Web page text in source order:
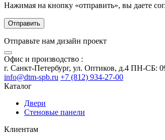
Нажимая на кнопку «отправить», вы даете
Отправьте нам дизайн проект
Офис и производство :
г. Санкт-Петербург, ул. Оптиков, д.4 ПН-СБ:
info@dtm-spb.ru +7 (812) 934-27-00
Каталог
Двери
Стеновые панели
Клиентам